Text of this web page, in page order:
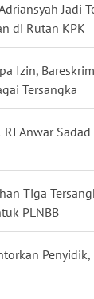
Jadi
di Rutan KPK
Izin,
Tersangka
RI Anwar
Tiga
PLNBB